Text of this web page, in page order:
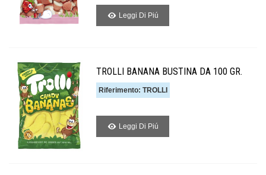
Leggi Di Piú
TROLLI BANANA BUSTINA DA 100 GR.
Riferimento: TROLLI
Leggi Di Piú